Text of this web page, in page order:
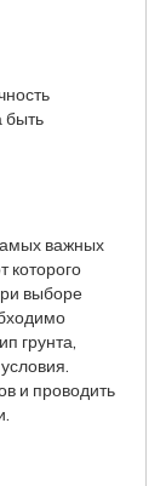
быть
важных
которого
выборе
грунта,
и проводить